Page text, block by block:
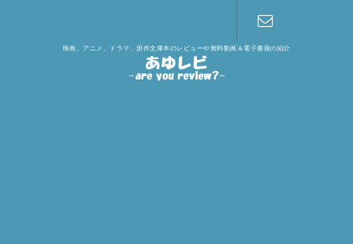
映画、アニメ、ドラマ、原作文庫本のレビューや無料動画＆電子書籍の紹介